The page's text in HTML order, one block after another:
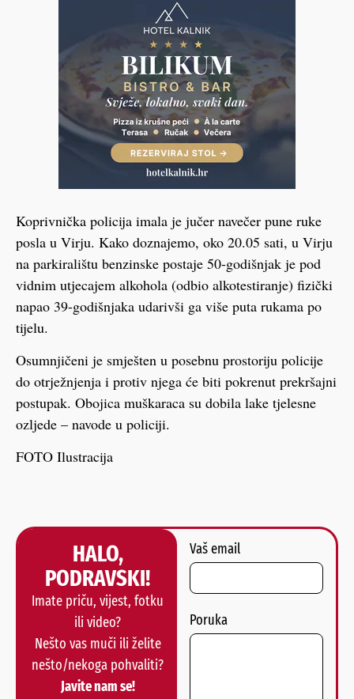
Koprivnička policija imala je jučer navečer pune ruke
posla u Virju. Kako doznajemo, oko 20.05 sati, u Virju
na parkiralištu benzinske postaje 50-godišnjak je pod
vidnim utjecajem alkohola (odbio alkotestiranje) fizički
napao 39-godišnjaka udarivši ga više puta rukama po
tijelu.
Osumnjičeni je smješten u posebnu prostoriju policije
do otrježnjenja i protiv njega će biti pokrenut prekršajni
postupak. Obojica muškaraca su dobila lake tjelesne
ozljede – navode u policiji.
FOTO Ilustracija
HALO,
PODRAVSKI!
Imate priču, vijest, fotku
ili video?
Nešto vas muči ili želite
nešto/nekoga pohvaliti?
Javite nam se!
Vaš email
Poruka